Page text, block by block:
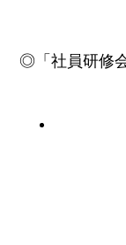
◎「社員研修